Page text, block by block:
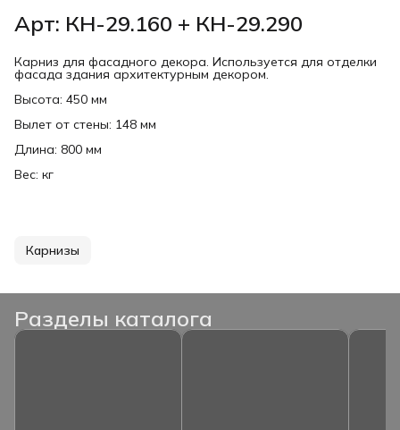
Арт: КН-29.160 + КН-29.290
Карниз для фасадного декора. Используется для отделки
фасада здания архитектурным декором.
Высота: 450 мм
Вылет от стены: 148 мм
Длина: 800 мм
Вес: кг
Карнизы
Разделы каталога